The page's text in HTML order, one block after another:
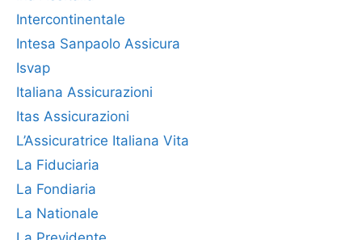
Intercontinentale
Intesa Sanpaolo Assicura
Isvap
Italiana Assicurazioni
Itas Assicurazioni
L’Assicuratrice Italiana Vita
La Fiduciaria
La Fondiaria
La Nationale